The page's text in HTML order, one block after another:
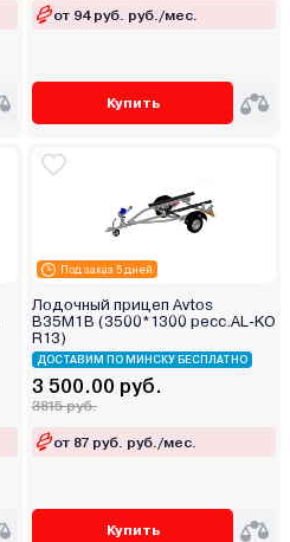
от 94 руб. руб./мес.
Купить
Под заказ 5 дней
Лодочный прицеп Avtos
B35M1B (3500*1300 ресс.AL-KO
R13)
ДОСТАВИМ ПО МИНСКУ БЕСПЛАТНО
3 500.00 руб.
3815 руб.
от 87 руб. руб./мес.
Купить